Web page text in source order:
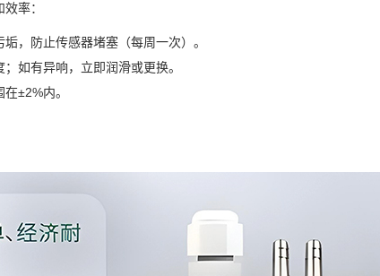
率：
，防止传感器堵塞（每周一次）。
如有异响，立即润滑或更换。
±2%内。